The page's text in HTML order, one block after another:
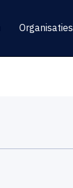
Organisaties